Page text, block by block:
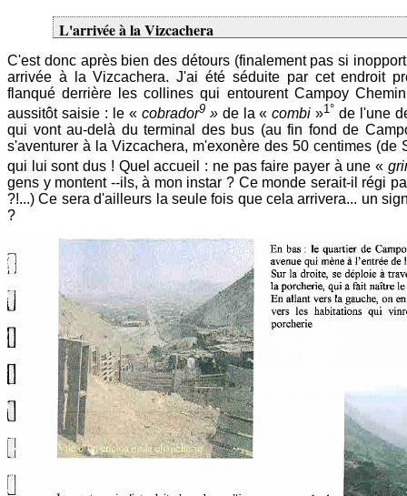
L'arrivée à la Vizcachera
C'est donc après bien des détours (finalement pas si
arrivée à la Vizcachera. J'ai été séduite par cet endroit
flanqué derrière les collines qui entourent Campoy
aussitôt saisie : le « cobrador9» de la «combi»1° de l'une
qui vont au-delà du terminal des bus (au fin fond de
s'aventurer à la Vizcachera, m'exonère des 50 centimes (de
qui lui sont dus ! Quel accueil : ne pas faire payer à une «
gens y montent --ils, à mon instar ? Ce monde serait-il régi
?!...) Ce sera d'ailleurs la seule fois que cela arrivera... un
?